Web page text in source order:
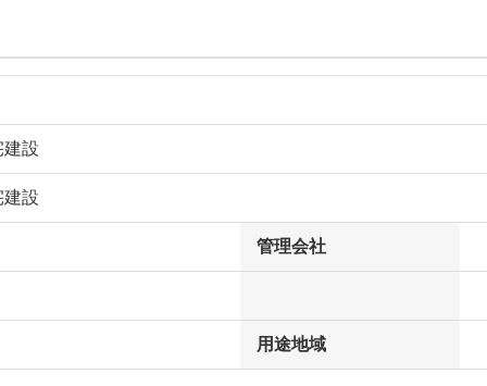
建設
建設
管理会社
用途地域